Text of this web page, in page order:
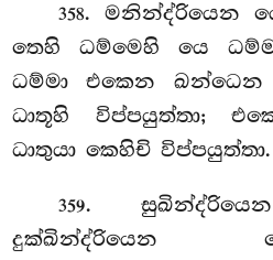
358. මනින්ද්රියෙන
තෙහි ධම්මෙහි යෙ
ධම්මා එකෙන ඛන්ධෙන
ධාතූහි විප්පයුත්තා;
ධාතුයා කෙහිචි විප්පයුත්තා.
359.
දුක්ඛින්ද්රියෙන